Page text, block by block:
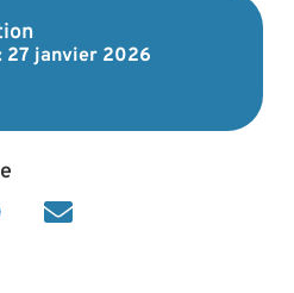
27 janvier 2026